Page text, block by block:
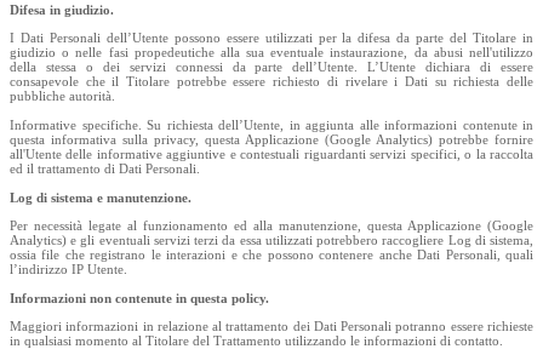
Difesa in giudizio.
I Dati Personali dell’Utente possono essere utilizzati per la difesa da parte del Titolare in
giudizio o nelle fasi propedeutiche alla sua eventuale instaurazione, da abusi nell'utilizzo
della stessa o dei servizi connessi da parte dell’Utente. L’Utente dichiara di essere
consapevole che il Titolare potrebbe essere richiesto di rivelare i Dati su richiesta delle
pubbliche autorità.
Informative specifiche. Su richiesta dell’Utente, in aggiunta alle informazioni contenute in
questa informativa sulla privacy, questa Applicazione (Google Analytics) potrebbe fornire
all'Utente delle informative aggiuntive e contestuali riguardanti servizi specifici, o la raccolta
ed il trattamento di Dati Personali.
Log di sistema e manutenzione.
Per necessità legate al funzionamento ed alla manutenzione, questa Applicazione (Google
Analytics) e gli eventuali servizi terzi da essa utilizzati potrebbero raccogliere Log di sistema,
ossia file che registrano le interazioni e che possono contenere anche Dati Personali, quali
l’indirizzo IP Utente.
Informazioni non contenute in questa policy.
Maggiori informazioni in relazione al trattamento dei Dati Personali potranno essere richieste
in qualsiasi momento al Titolare del Trattamento utilizzando le informazioni di contatto.